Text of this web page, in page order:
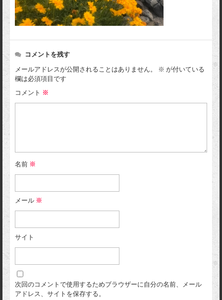
コメントを残す
メールアドレスが公開されることはありません。 ※ が付いている
欄は必須項目です
コメント ※
名前 ※
メール ※
サイト
次回のコメントで使用するためブラウザーに自分の名前、メール
アドレス、サイトを保存する。